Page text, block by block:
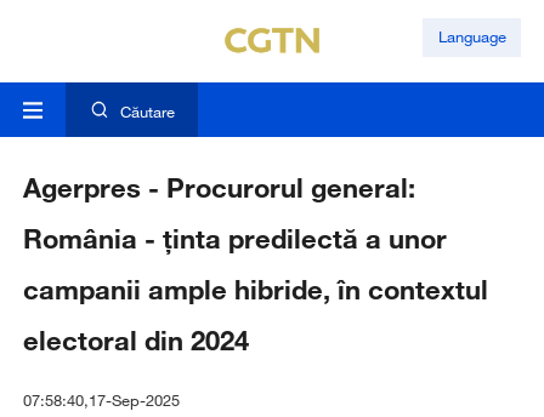
Language
Căutare
Agerpres - Procurorul general:
România - ținta predilectă a unor
campanii ample hibride, în contextul
electoral din 2024
07:58:40,17-Sep-2025